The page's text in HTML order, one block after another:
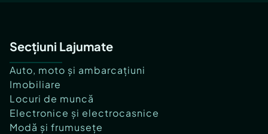
Secțiuni Lajumate
Auto, moto și ambarcațiuni
Imobiliare
Locuri de muncă
Electronice și electrocasnice
Modă și frumusețe